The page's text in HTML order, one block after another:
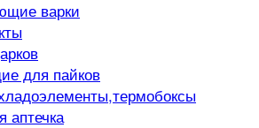
варки
для пайков
аптечка